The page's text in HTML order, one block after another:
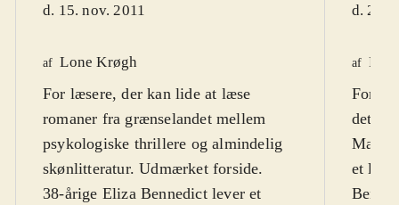
d. 15. nov. 2011
af Lone Krøgh
For læsere, der kan lide at læse
romaner fra grænselandet mellem
psykologiske thrillere og almindelig
skønlitteratur. Udmærket forside.
38-årige Eliza Bennedict lever et
d. 21.
af
det
Man
et lyn